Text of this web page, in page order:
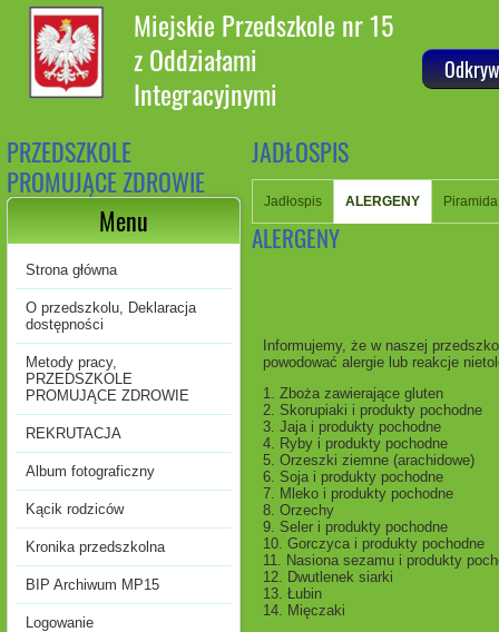
Miejskie Przedszkole nr 15
z Oddziałami
Integracyjnymi
PRZEDSZKOLE
PROMUJĄCE ZDROWIE
Menu
Strona główna
O przedszkolu, Deklaracja
dostępności
Metody pracy,
PRZEDSZKOLE
PROMUJĄCE ZDROWIE
REKRUTACJA
Album fotograficzny
Kącik rodziców
Kronika przedszkolna
BIP Archiwum MP15
Logowanie
JADŁOSPIS
Jadłospis ALERGENY
ALERGENY
Informujemy, że w naszej
powodować alergie lub reakcje
1. Zboża zawierające gluten
2. Skorupiaki i produkty pochodne
3. Jaja i produkty pochodne
4. Ryby i produkty pochodne
5. Orzeszki ziemne (arachidowe)
6. Soja i produkty pochodne
7. Mleko i produkty pochodne
8. Orzechy
9. Seler i produkty pochodne
10. Gorczyca i produkty pochodne
11. Nasiona sezamu i produkty
12. Dwutlenek siarki
13. Łubin
14. Mięczaki